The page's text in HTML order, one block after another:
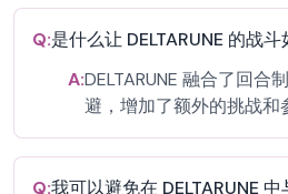
Q:是什么让 DELTARUNE 的战斗
A:DELTARUNE 融合了回合
避，增加了额外的挑战和
Q:我可以避免在 DELTARUNE